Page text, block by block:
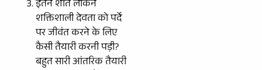
इतने शांत लेकिन
शक्तिशाली देवता को पर्दे
पर जीवंत करने के लिए
कैसी तैयारी करनी पड़ी?
बहुत सारी आंतरिक तैयारी